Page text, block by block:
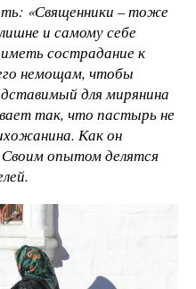
«Священники – тоже
и самому себе
сострадание к
немощам, чтобы
для мирянина
так, что пастырь не
Как он
опытом делятся